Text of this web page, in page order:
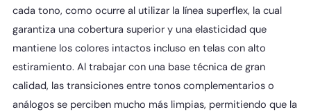
cada tono, como ocurre al utilizar la línea superflex, la cual
garantiza una cobertura superior y una elasticidad que
mantiene los colores intactos incluso en telas con alto
estiramiento. Al trabajar con una base técnica de gran
calidad, las transiciones entre tonos complementarios o
análogos se perciben mucho más limpias, permitiendo que la